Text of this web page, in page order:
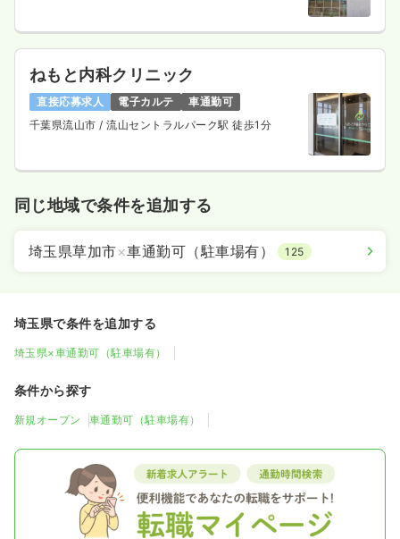
ねもと内科クリニック
直接応募求人 電子カルテ
車通勤可
千葉県流山市 / 流山セントラルパーク駅 徒歩1分
同じ地域で条件を追加する
埼玉県草加市×車通勤可（駐車場有） 125
埼玉県で条件を追加する
埼玉県×車通勤可（駐車場有）
条件から探す
新規オープン 車通勤可（駐車場有）